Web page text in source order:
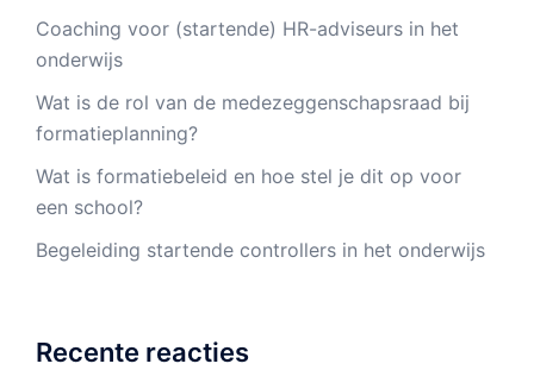
Coaching voor (startende) HR-adviseurs in het
onderwijs
Wat is de rol van de medezeggenschapsraad bij
formatieplanning?
Wat is formatiebeleid en hoe stel je dit op voor
een school?
Begeleiding startende controllers in het onderwijs
Recente reacties